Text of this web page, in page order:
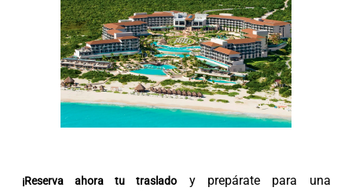
¡Reserva ahora tu traslado
y prepárate para una